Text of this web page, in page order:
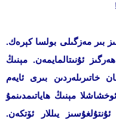
بىر مەزگىلى بولسا كېرەك.
ئۇنىتالمايمەن. مېنىڭ
خاتىرىلەردىن بىرى ئايەم
مېنىڭ ھاياتىمدىنمۇ
يىللار ئۆتكەن.